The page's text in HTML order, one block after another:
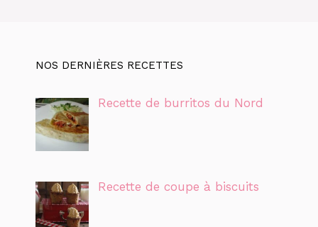
NOS DERNIÈRES RECETTES
Recette de burritos du Nord
Recette de coupe à biscuits